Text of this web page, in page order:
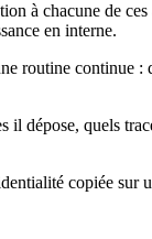
à chacune de
en interne.
routine continue
il dépose, quels
copiée